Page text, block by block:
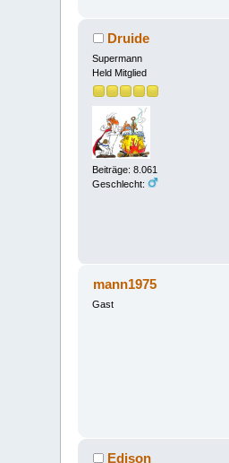
Druide
Supermann
Held Mitglied
Beiträge: 8.061
Geschlecht:
mann1975
Gast
Edison